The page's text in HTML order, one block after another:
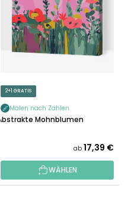
2+1 GRATIS
Malen nach Zahlen
Abstrakte Mohnblumen
ab 17,39 €
WÄHLEN